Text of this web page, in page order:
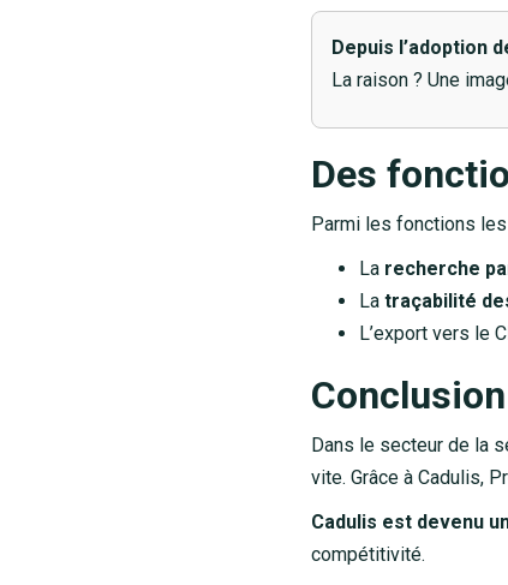
Depuis l’adoption
La raison ? Une
Des
Parmi les fonctions
La recherche
La traçabilité
L’export vers le
Dans le secteur de la
vite. Grâce à Cadulis,
Cadulis est devenu
compétitivité.